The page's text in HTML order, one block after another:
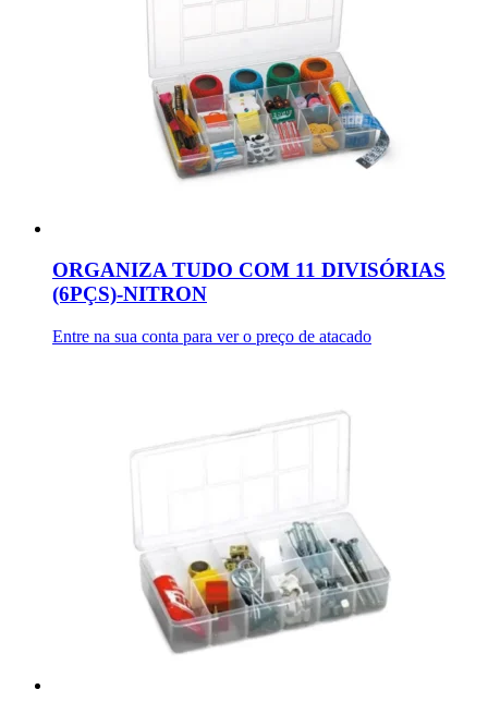
ORGANIZA TUDO COM 11 DIVISÓRIAS
(6PÇS)-NITRON
Entre na sua conta para ver o preço de atacado